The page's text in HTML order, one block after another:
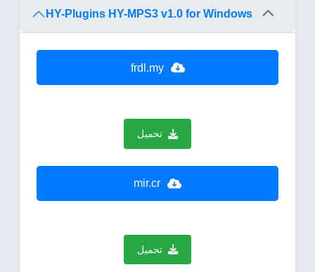
HY-Plugins HY-MPS3 v1.0 for Windows
frdl.my
تحميل
mir.cr
تحميل